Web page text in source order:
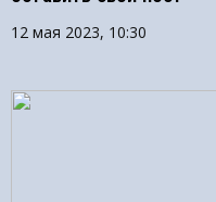
12 мая 2023, 10:30